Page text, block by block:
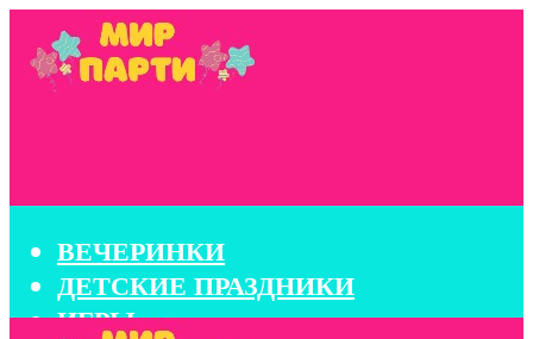
ВЕЧЕРИНКИ
ДЕТСКИЕ ПРАЗДНИКИ
ИГРЫ